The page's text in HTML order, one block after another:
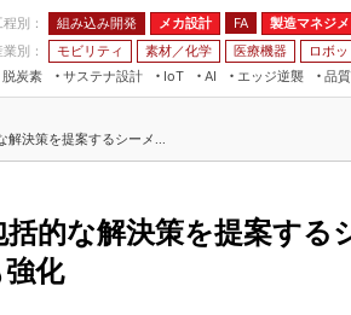
程別： 組み込み開発 メカ設計 FA 製造マネジメ
業別：
モビリティ 素材／化学 医療機器 ロボッ
脱炭素
サステナ設計
IoT
AI
保全
エッジ逆襲 品質
JIMTOF
IIFES
VR／AR
フィールドサービス
FA
モビリティ
決策を提案するシーメ...
的な解決策を提案する
強化